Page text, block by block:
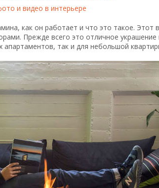
и видео в интерьере
как он работает и что это такое.
Прежде всего это отличное
апартаментов, так и для небольшой